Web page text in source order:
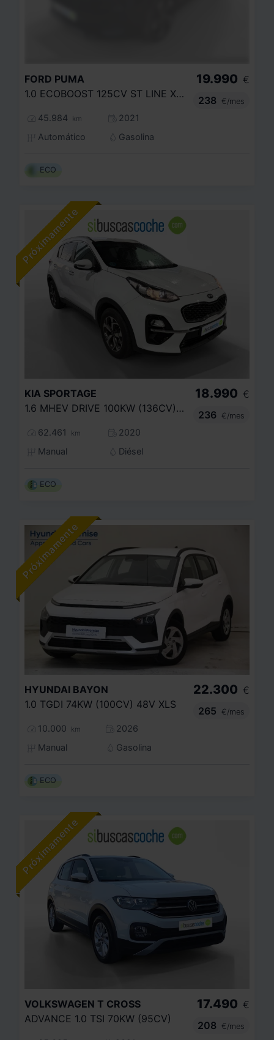
FORD PUMA
1.0 ECOBOOST 125CV ST LINE X MHEV
45.984 km
2021
Automático
Gasolina
19.990 €
238
€/mes
ECO
KIA SPORTAGE
1.6 MHEV DRIVE 100KW (136CV) 4X2
62.461 km
2020
Manual
Diésel
18.990 €
236
€/mes
ECO
HYUNDAI BAYON
1.0 TGDI 74KW (100CV) 48V XLS
10.000 km
2026
Manual
Gasolina
22.300 €
265
€/mes
ECO
VOLKSWAGEN T CROSS
ADVANCE 1.0 TSI 70KW (95CV)
17.490 €
208
€/mes